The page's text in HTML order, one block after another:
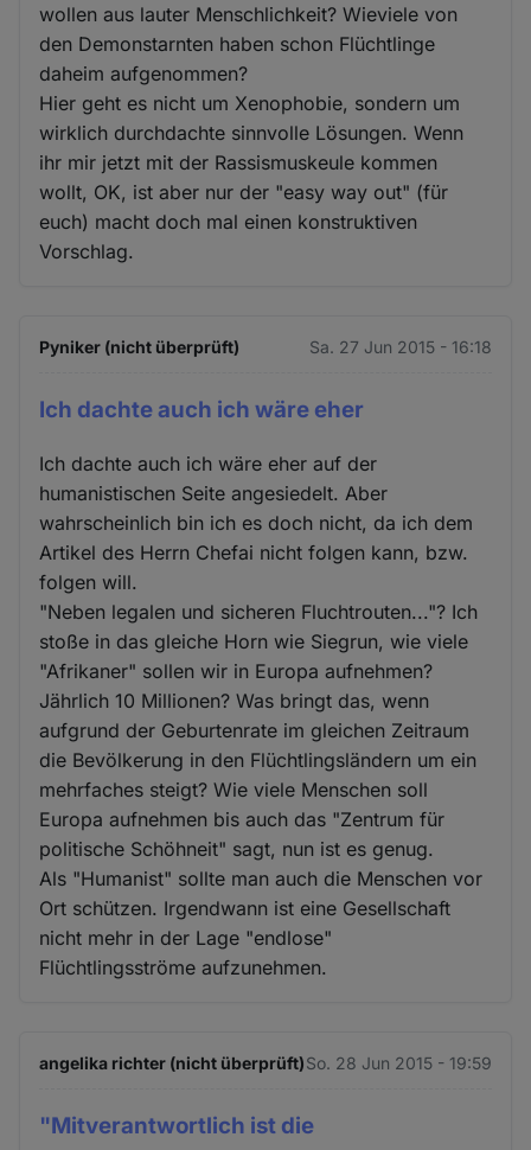
wollen aus lauter Menschlichkeit? Wieviele von
den Demonstarnten haben schon Flüchtlinge
daheim aufgenommen?
Hier geht es nicht um Xenophobie, sondern um
wirklich durchdachte sinnvolle Lösungen. Wenn
ihr mir jetzt mit der Rassismuskeule kommen
wollt, OK, ist aber nur der "easy way out" (für
euch) macht doch mal einen konstruktiven
Vorschlag.
Pyniker (nicht überprüft) Sa. 27 Jun 2015 - 16:18
Ich dachte auch ich wäre eher
Ich dachte auch ich wäre eher auf der
humanistischen Seite angesiedelt. Aber
wahrscheinlich bin ich es doch nicht, da ich dem
Artikel des Herrn Chefai nicht folgen kann, bzw.
folgen will.
"Neben legalen und sicheren Fluchtrouten..."? Ich
stoße in das gleiche Horn wie Siegrun, wie viele
"Afrikaner" sollen wir in Europa aufnehmen?
Jährlich 10 Millionen? Was bringt das, wenn
aufgrund der Geburtenrate im gleichen Zeitraum
die Bevölkerung in den Flüchtlingsländern um ein
mehrfaches steigt? Wie viele Menschen soll
Europa aufnehmen bis auch das "Zentrum für
politische Schöhneit" sagt, nun ist es genug.
Als "Humanist" sollte man auch die Menschen vor
Ort schützen. Irgendwann ist eine Gesellschaft
nicht mehr in der Lage "endlose"
Flüchtlingsströme aufzunehmen.
angelika richter (nicht überprüft)So. 28 Jun 2015 - 19:59
"Mitverantwortlich ist die